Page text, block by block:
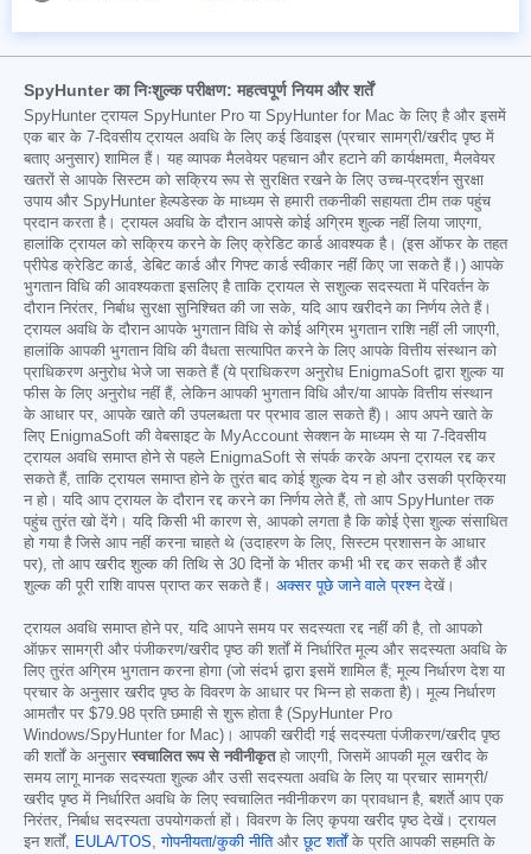
SpyHunter का निःशुल्क परीक्षण: महत्वपूर्ण नियम और शर्तें
SpyHunter ट्रायल SpyHunter Pro या SpyHunter for Mac के लिए है और इसमें
एक बार के 7-दिवसीय ट्रायल अवधि के लिए कई डिवाइस (प्रचार सामग्री/खरीद पृष्ठ में
बताए अनुसार) शामिल हैं। यह व्यापक मैलवेयर पहचान और हटाने की कार्यक्षमता, मैलवेयर
खतरों से आपके सिस्टम को सक्रिय रूप से सुरक्षित रखने के लिए उच्च-प्रदर्शन सुरक्षा
उपाय और SpyHunter हेल्पडेस्क के माध्यम से हमारी तकनीकी सहायता टीम तक पहुंच
प्रदान करता है। ट्रायल अवधि के दौरान आपसे कोई अग्रिम शुल्क नहीं लिया जाएगा,
हालांकि ट्रायल को सक्रिय करने के लिए क्रेडिट कार्ड आवश्यक है। (इस ऑफर के तहत
प्रीपेड क्रेडिट कार्ड, डेबिट कार्ड और गिफ्ट कार्ड स्वीकार नहीं किए जा सकते हैं।) आपके
भुगतान विधि की आवश्यकता इसलिए है ताकि ट्रायल से सशुल्क सदस्यता में परिवर्तन के
दौरान निरंतर, निर्बाध सुरक्षा सुनिश्चित की जा सके, यदि आप खरीदने का निर्णय लेते हैं।
ट्रायल अवधि के दौरान आपके भुगतान विधि से कोई अग्रिम भुगतान राशि नहीं ली जाएगी,
हालांकि आपकी भुगतान विधि की वैधता सत्यापित करने के लिए आपके वित्तीय संस्थान को
प्राधिकरण अनुरोध भेजे जा सकते हैं (ये प्राधिकरण अनुरोध EnigmaSoft द्वारा शुल्क या
फीस के लिए अनुरोध नहीं हैं, लेकिन आपकी भुगतान विधि और/या आपके वित्तीय संस्थान
के आधार पर, आपके खाते की उपलब्धता पर प्रभाव डाल सकते हैं)। आप अपने खाते के
लिए EnigmaSoft की वेबसाइट के MyAccount सेक्शन के माध्यम से या 7-दिवसीय
ट्रायल अवधि समाप्त होने से पहले EnigmaSoft से संपर्क करके अपना ट्रायल रद्द कर
सकते हैं, ताकि ट्रायल समाप्त होने के तुरंत बाद कोई शुल्क देय न हो और उसकी प्रक्रिया
न हो। यदि आप ट्रायल के दौरान रद्द करने का निर्णय लेते हैं, तो आप SpyHunter तक
पहुंच तुरंत खो देंगे। यदि किसी भी कारण से, आपको लगता है कि कोई ऐसा शुल्क संसाधित
हो गया है जिसे आप नहीं करना चाहते थे (उदाहरण के लिए, सिस्टम प्रशासन के आधार
पर), तो आप खरीद शुल्क की तिथि से 30 दिनों के भीतर कभी भी रद्द कर सकते हैं और
शुल्क की पूरी राशि वापस प्राप्त कर सकते हैं। अक्सर पूछे जाने वाले प्रश्नदेखें।
ट्रायल अवधि समाप्त होने पर, यदि आपने समय पर सदस्यता रद्द नहीं की है, तो आपको
ऑफ़र सामग्री और पंजीकरण/खरीद पृष्ठ की शर्तों में निर्धारित मूल्य और सदस्यता अवधि के
लिए तुरंत अग्रिम भुगतान करना होगा (जो संदर्भ द्वारा इसमें शामिल हैं; मूल्य निर्धारण देश या
प्रचार के अनुसार खरीद पृष्ठ के विवरण के आधार पर भिन्न हो सकता है)। मूल्य निर्धारण
आमतौर पर $79.98 प्रति छमाही से शुरू होता है (SpyHunter Pro
Windows/SpyHunter for Mac)। आपकी खरीदी गई सदस्यता पंजीकरण/खरीद पृष्ठ
की शर्तों के अनुसार स्वचालित रूप से नवीनीकृतहो जाएगी, जिसमें आपकी मूल खरीद के
समय लागू मानक सदस्यता शुल्क और उसी सदस्यता अवधि के लिए या प्रचार सामग्री/
खरीद पृष्ठ में निर्धारित अवधि के लिए स्वचालित नवीनीकरण का प्रावधान है, बशर्ते आप एक
निरंतर, निर्बाध सदस्यता उपयोगकर्ता हों। विवरण के लिए कृपया खरीद पृष्ठ देखें। ट्रायल
इन शर्तों, EULA/TOS,गोपनीयता/कुकी नीतिऔरछूट शर्तोंके प्रति आपकी सहमति के